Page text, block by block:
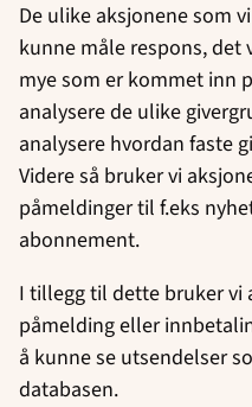
De ulike aksjonene som
kunne måle respons, det
mye som er kommet inn
analysere de ulike
analysere hvordan faste
Videre så bruker vi
påmeldinger til f.eks
abonnement.
I tillegg til dette bruker vi
påmelding eller
å kunne se utsendelser
databasen.